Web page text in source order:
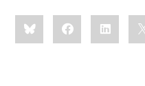
Share
this:BlueskyFacebookLinkedIn